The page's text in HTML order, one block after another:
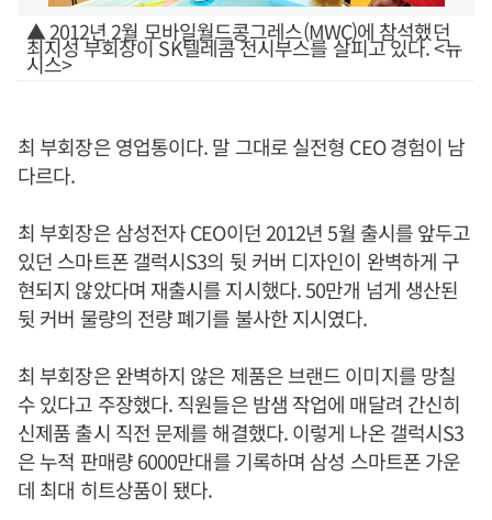
▲ 2012년 2월 모바일월드콩그레스(MWC)에 참석했던
최지성 부회장이 SK텔레콤 전시부스를 살피고 있다. <뉴
시스>
최 부회장은 영업통이다. 말 그대로 실전형 CEO 경험이 남
다르다.
최 부회장은 삼성전자 CEO이던 2012년 5월 출시를 앞두고
있던 스마트폰 갤럭시S3의 뒷 커버 디자인이 완벽하게 구
현되지 않았다며 재출시를 지시했다. 50만개 넘게 생산된
뒷 커버 물량의 전량 폐기를 불사한 지시였다.
최 부회장은 완벽하지 않은 제품은 브랜드 이미지를 망칠
수 있다고 주장했다. 직원들은 밤샘 작업에 매달려 간신히
신제품 출시 직전 문제를 해결했다. 이렇게 나온 갤럭시S3
은 누적 판매량 6000만대를 기록하며 삼성 스마트폰 가운
데 최대 히트상품이 됐다.